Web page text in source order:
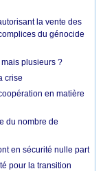
la vente des
du génocide
plusieurs ?
crise
en matière
du nombre de
en sécurité nulle part
pour la transition